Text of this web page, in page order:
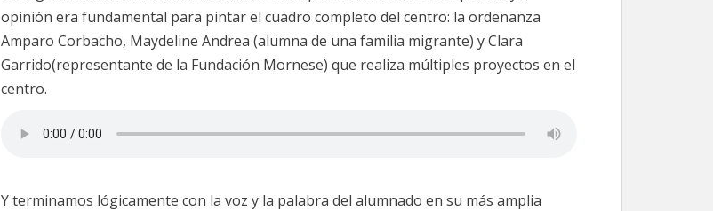
opinión era fundamental para pintar el cuadro completo del centro: la ordenanza
Amparo Corbacho, Maydeline Andrea (alumna de una familia migrante) y Clara
Garrido(representante de la Fundación Mornese) que realiza múltiples proyectos en el
centro.
Y terminamos lógicamente con la voz y la palabra del alumnado en su más amplia